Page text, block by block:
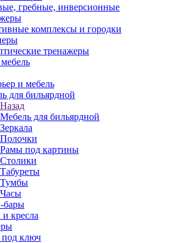
гребные, инверсионные
комплексы и городки
тренажеры
и мебель
для бильярдной
Назад
Мебель для бильярдной
Зеркала
Полочки
Рамы под картины
Столики
Табуреты
Тумбы
Часы
кресла
под ключ